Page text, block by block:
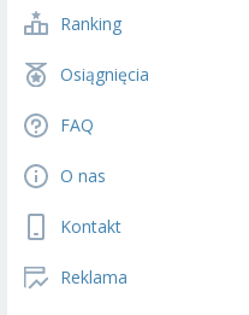
Ranking
Osiągnięcia
FAQ
O nas
Kontakt
Reklama